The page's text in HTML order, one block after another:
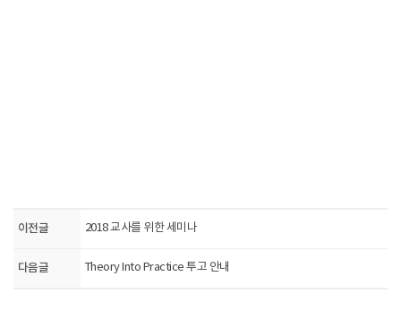
이전글 2018 교사를 위한 세미나
다음글 Theory Into Practice 투고 안내